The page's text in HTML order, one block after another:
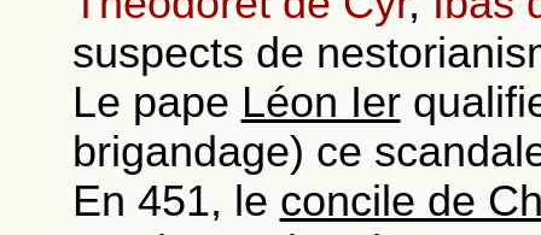
suspects de
Le pape Léon Ier
brigandage) ce
En 451, le concile de